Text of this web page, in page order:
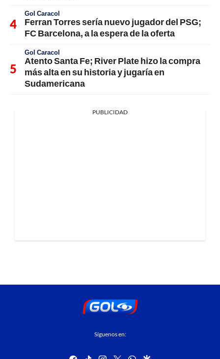
Gol Caracol
Ferran Torres sería nuevo jugador del PSG;
FC Barcelona, a la espera de la oferta
Gol Caracol
Atento Santa Fe; River Plate hizo la compra
más alta en su historia y jugaría en
Sudamericana
PUBLICIDAD
Síguenos en: